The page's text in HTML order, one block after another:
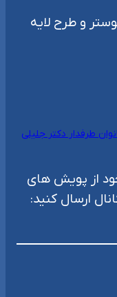
و طرح لایه
طرفدار دکتر جلیلی
از پویش های
ارسال کنید: